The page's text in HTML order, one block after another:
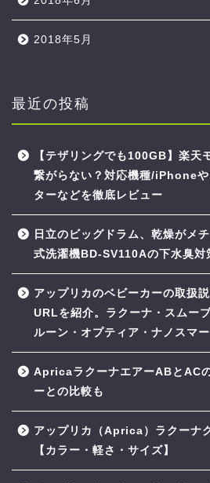
2018年5月
最近の投稿
【テザリングでも100GB】楽天
繋がらない？対応機種/iPhone
ターなどを徹底レビュー
日立のビッグドラム、乾燥がメ
式洗濯機BD-SV110Aの下水臭対
アップリカのベビーカーの取扱
URLを紹介。ラクーナ・スムー
ルーン・オプティア・ナノスマ
ApricaラクーナエアーABとAC
ーとの比較も
アップリカ（Aprica）ラクーナ
【カラー・軽さ・サイズ】